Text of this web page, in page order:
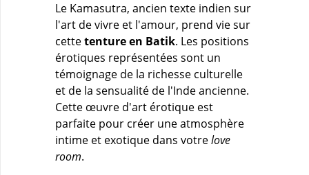
Le Kamasutra, ancien texte indien sur
l'art de vivre et l'amour, prend vie sur
cettetenture en Batik. Les positions
érotiques représentées sont un
témoignage de la richesse culturelle
et de la sensualité de l'Inde ancienne.
Cette œuvre d'art érotique est
parfaite pour créer une atmosphère
intime et exotique dans votrelove
room.